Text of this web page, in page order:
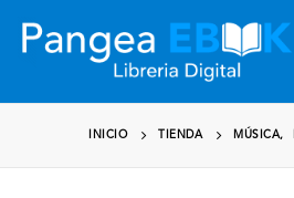
INICIO TIENDA MÚSICA,